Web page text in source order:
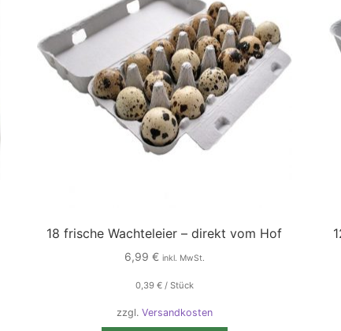
18 frische Wachteleier – direkt vom Hof
6,99 € inkl. MwSt.
0,39 €/ Stück
zzgl. Versandkosten